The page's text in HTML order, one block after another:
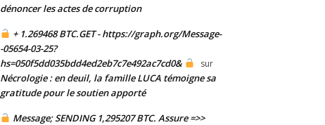
dénoncer les actes de corruption
+ 1.269468 BTC.GET - https://graph.org/Message-
-05654-03-25?
hs=050f5dd035bdd4ed2eb7c7e492ac7cd0&
sur
Nécrologie : en deuil, la famille LUCA témoigne sa
gratitude pour le soutien apporté
Message; SENDING 1,295207 BTC. Assure =>>